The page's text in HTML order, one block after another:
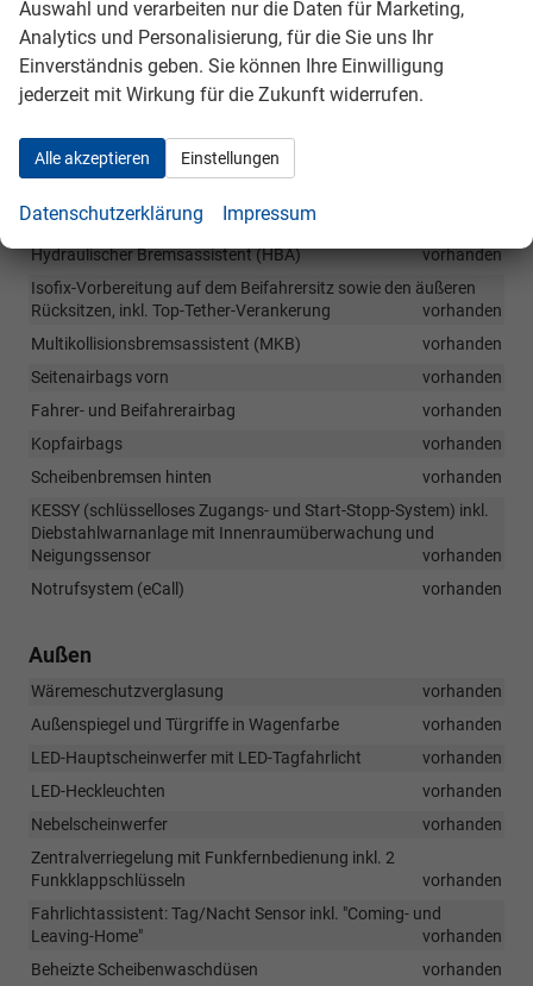
Antiblockiersystem (ABS)
vorhanden
Antriebsschlupfregelung (ASR)
Beifahrerairbag abschaltbar
Elektromechanische Servolenkung
elektronische Wegfahrsperre
Hydraulischer Bremsassistent (HBA)
vorhanden
Isofix-Vorbereitung auf dem Beifahrersitz sowie den äußeren
Rücksitzen, inkl. Top-Tether-Verankerung
vorhanden
Multikollisionsbremsassistent (MKB)
vorhanden
Seitenairbags vorn
vorhanden
Fahrer- und Beifahrerairbag
vorhanden
Kopfairbags
vorhanden
Scheibenbremsen hinten
vorhanden
KESSY (schlüsselloses Zugangs- und Start-Stopp-System) inkl.
Diebstahlwarnanlage mit Innenraumüberwachung und
Neigungssensor
vorhanden
Notrufsystem (eCall)
vorhanden
Außen
Wäremeschutzverglasung
vorhanden
Außenspiegel und Türgriffe in Wagenfarbe
vorhanden
LED-Hauptscheinwerfer mit LED-Tagfahrlicht
vorhanden
LED-Heckleuchten
vorhanden
Nebelscheinwerfer
vorhanden
Zentralverriegelung mit Funkfernbedienung inkl. 2
Funkklappschlüsseln
vorhanden
Fahrlichtassistent: Tag/Nacht Sensor inkl. "Coming- und
Leaving-Home"
vorhanden
Beheizte Scheibenwaschdüsen
vorhanden
Auswahl und verarbeiten nur die Daten für Marketing,
Analytics und Personalisierung, für die Sie uns Ihr
Einverständnis geben. Sie können Ihre Einwilligung
jederzeit mit Wirkung für die Zukunft widerrufen.
Alle akzeptieren Einstellungen
Datenschutzerklärung Impressum